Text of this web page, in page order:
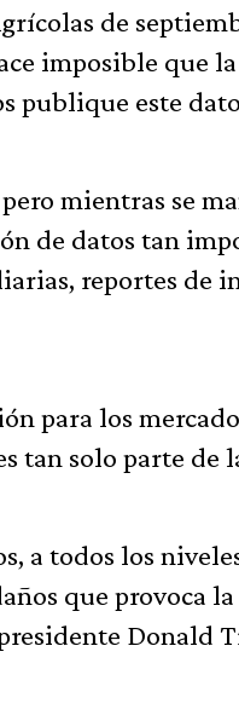
de
imposible que
publique este
mientras se
de datos tan
reportes de
para los
tan solo parte de
a todos los
que provoca
Donald